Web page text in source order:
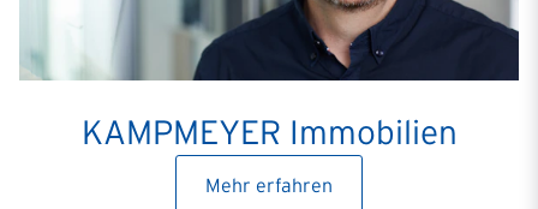
KAMPMEYER Immobilien
Mehr erfahren